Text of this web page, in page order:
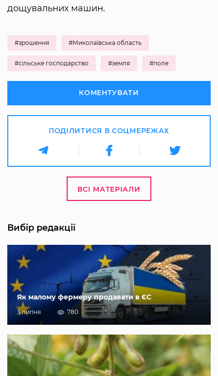
дощувальних машин.
#зрошення #Миколаївська область
#сільське господарство #земля #поле
КОМЕНТУВАТИ
ПОДІЛИТИСЯ В СОЦМЕРЕЖАХ
ВСІ МАТЕРІАЛИ
Вибір редакції
Як малому фермеру продавати в ЄС
3 липня 780